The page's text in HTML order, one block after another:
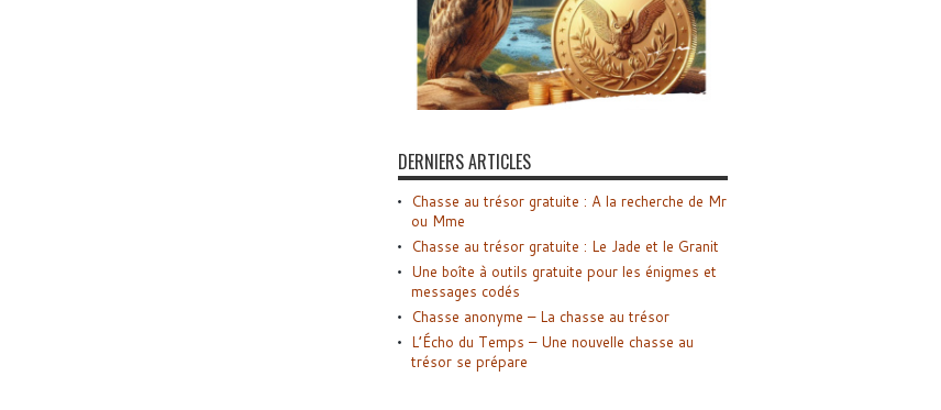
DERNIERS ARTICLES
Chasse au trésor gratuite : A la recherche de Mr
ou Mme
Chasse au trésor gratuite : Le Jade et le Granit
Une boîte à outils gratuite pour les énigmes et
messages codés
Chasse anonyme – La chasse au trésor
L’Écho du Temps – Une nouvelle chasse au
trésor se prépare